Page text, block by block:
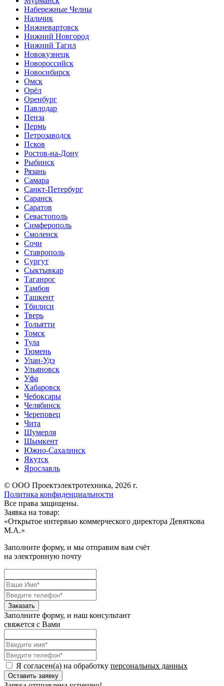
Набережные Челны
Нальчик
Нижневартовск
Нижний Новгород
Нижний Тагил
Новокузнецк
Новороссийск
Новосибирск
Омск
Орёл
Оренбург
Павлодар
Пенза
Пермь
Петрозаводск
Псков
Ростов-на-Дону
Рыбинск
Рязань
Самара
Санкт-Петербург
Саранск
Саратов
Севастополь
Симферополь
Смоленск
Сочи
Ставрополь
Сургут
Сыктывкар
Таганрог
Тамбов
Ташкент
Тбилиси
Тверь
Тольятти
Томск
Тула
Тюмень
Улан-Удэ
Ульяновск
Уфа
Хабаровск
Чебоксары
Челябинск
Череповец
Чита
Шумерля
Шымкент
Южно-Сахалинск
Якутск
Ярославль
© ООО Проектэлектротехника, 2026 г.
Политика конфиденциальности
Все права защищены.
Заявка на товар:
«Открытое интервью коммерческого директора Девяткова
М.А.»
Заполните форму, и мы отправим вам счёт
на электронную почту
Заполните форму, и наш консультант
свяжется с Вами
Я согласен(а) на обработку персональных данных